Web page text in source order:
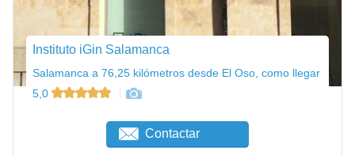
Instituto iGin Salamanca
Salamanca a 76,25 kilómetros desde El Oso, como llegar
5,0
Contactar